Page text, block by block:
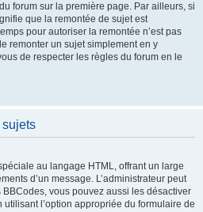
forum sur la première page. Par ailleurs, si
que la remontée de sujet est
pour autoriser la remontée n’est pas
remonter un sujet simplement en y
de respecter les règles du forum en le
sujets
au langage HTML, offrant un large
d’un message. L’administrateur peut
vous pouvez aussi les désactiver
l’option appropriée du formulaire de